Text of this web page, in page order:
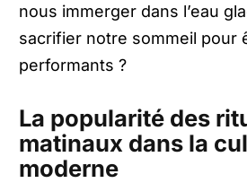
nous immerger dans l’eau
sacrifier notre sommeil pour
performants ?
La popularité des
matinaux dans la
moderne